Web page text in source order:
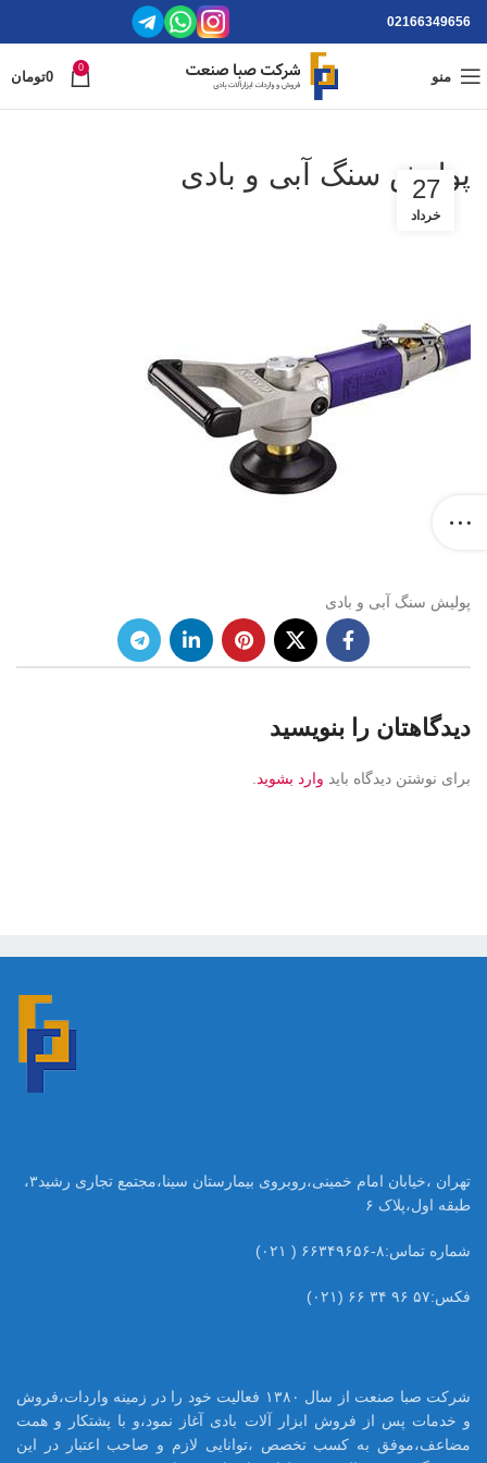
02166349656
منو
0
0تومان
پولیش سنگ آبی و بادی
27
خرداد
پولیش سنگ آبی و بادی
دیدگاهتان را بنویسید
برای نوشتن دیدگاه باید وارد بشوید
تهران ،خیابان امام خمینی،روبروی بیمارستان سینا،مجتمع تجاری رشید۳،
طبقه اول،پلاک ۶
شماره تماس:۸-۶۶۳۴۹۶۵۶ ( ۰۲۱)
فکس:۵۷ ۹۶ ۳۴ ۶۶ (۰۲۱)
شرکت صبا صنعت از سال ۱۳۸۰ فعالیت خود را در زمینه واردات،فروش
و خدمات پس از فروش ابزار آلات بادی آغاز نمود،و با پشتکار و همت
مضاعف،موفق به کسب تخصص ،توانایی لازم و صاحب اعتبار در این